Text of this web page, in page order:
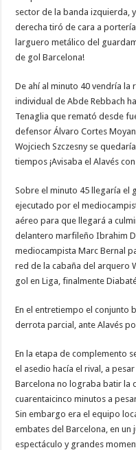
sector de la banda izquierda,
derecha tiró de cara a
larguero metálico del
de gol Barcelona!
De ahí al minuto 40 vendría la
individual de Abde Rebbach
Tenaglia que remató desde
defensor Álvaro Cortes
Wojciech Szczesny se
tiempos ¡Avisaba el Alavés
Sobre el minuto 45 llegaría el
ejecutado por el
aéreo para que llegará a
delantero marfileño Ibrahim
mediocampista Marc Bernal
red de la cabaña del arquero
gol en Liga, finalmente
En el entretiempo el conjunto
derrota parcial, ante Alavés
En la etapa de complemento
el asedio hacía el rival, a
Barcelona no lograba batir la
cuarentaicinco minutos a
Sin embargo era el equipo
embates del Barcelona, en
espectáculo y grandes